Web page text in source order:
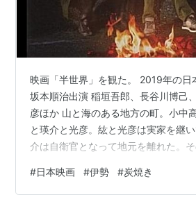
映画「半世界」を観た。 2019年の日
坂本順治出演 稲垣吾郎、長谷川博己
彦ほか 山と海のある地方の町。小中
と瑛介と光彦。紘と光彦は実家を継
介は自衛官となって地元を離れた。
の男が観て面白い映画だった。 紘が
備長炭の炭焼きだ。この炭焼きの営
#日本映画 #伊勢 #炭焼き